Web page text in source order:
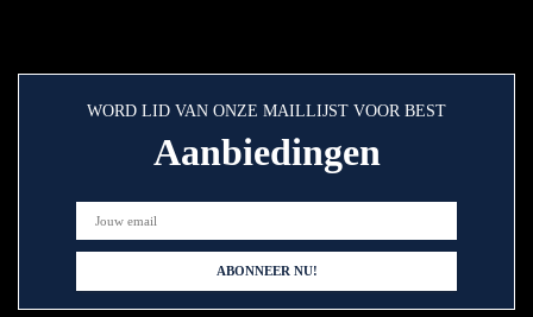
WORD LID VAN ONZE MAILLIJST VOOR BEST
Aanbiedingen